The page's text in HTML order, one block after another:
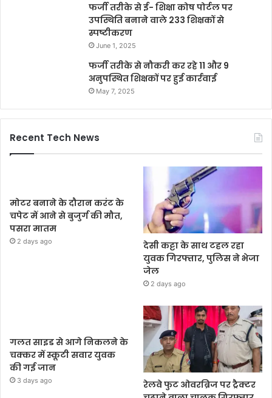
फर्जी तरीके से ई- शिक्षा कोष पोर्टल पर
उपस्थिति बनाने वाले 233 शिक्षकों से
स्पष्टीकरण
June 1, 2025
फर्जी तरीके से नौकरी कर रहे 11 और 9
अनुपस्थित शिक्षकों पर हुई कार्रवाई
May 7, 2025
Recent Tech News
मोटर बनाने के दौरान करंट के
चपेट में आने से बुजुर्ग की मौत,
पसरा मातम
2 days ago
देसी कट्टा के साथ टहल रहा
युवक गिरफ्तार, पुलिस ने भेजा
जेल
2 days ago
गलत साइड से आगे निकलने के
चक्कर में स्कूटी सवार युवक
की गई जान
3 days ago
रेलवे फुट ओवरब्रिज पर ट्रैक्टर